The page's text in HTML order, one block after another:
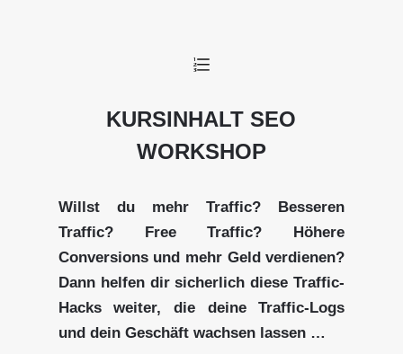
e
KURSINHALT SEO
WORKSHOP
Willst du mehr Traffic? Besseren
Traffic? Free Traffic? Höhere
Conversions und mehr Geld verdienen?
Dann helfen dir sicherlich diese Traffic-
Hacks weiter, die deine Traffic-Logs
und dein Geschäft wachsen lassen …